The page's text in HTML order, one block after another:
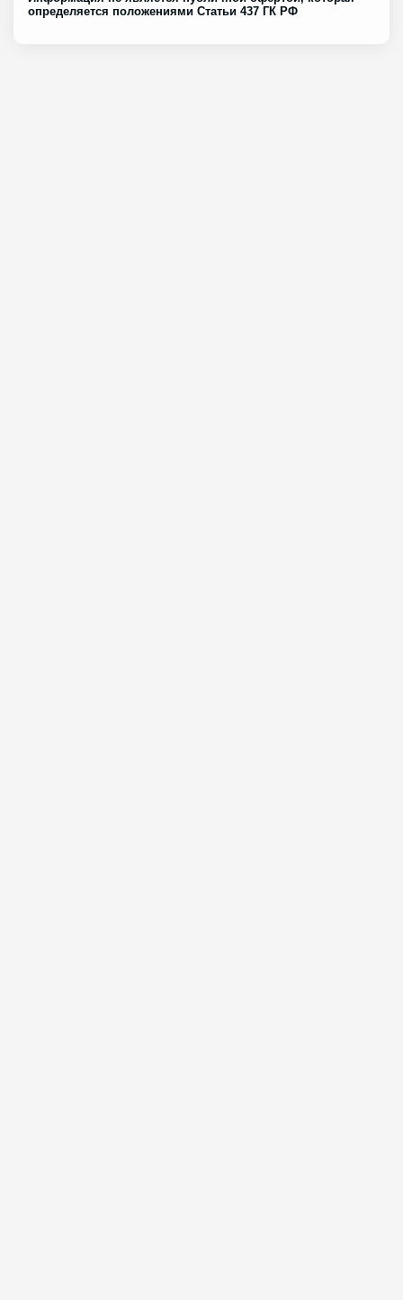
определяется положениями Статьи 437 ГК РФ